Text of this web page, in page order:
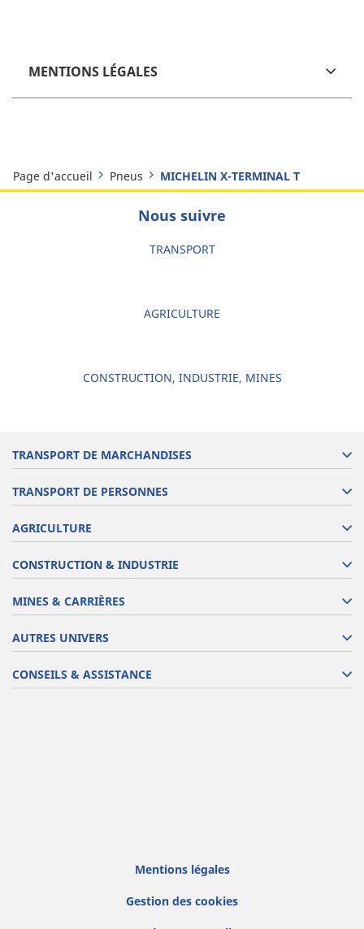
MENTIONS LÉGALES
Page d'accueil Pneus MICHELIN X-TERMINAL T
Nous suivre
TRANSPORT
AGRICULTURE
CONSTRUCTION, INDUSTRIE, MINES
TRANSPORT DE MARCHANDISES
TRANSPORT DE PERSONNES
AGRICULTURE
CONSTRUCTION & INDUSTRIE
MINES & CARRIÈRES
AUTRES UNIVERS
CONSEILS & ASSISTANCE
Mentions légales
Gestion des cookies